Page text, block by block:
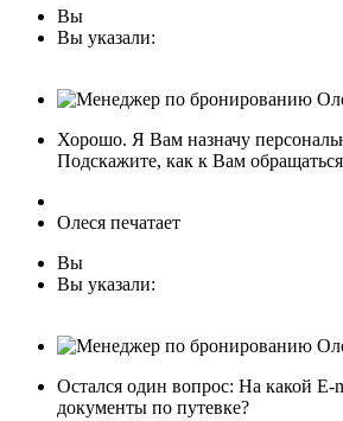
Вы
Вы указали:
Хорошо. Я Вам назначу
Подскажите, как к Вам
Олеся печатает
Вы
Вы указали:
Остался один вопрос: На какой E-
документы по путевке?